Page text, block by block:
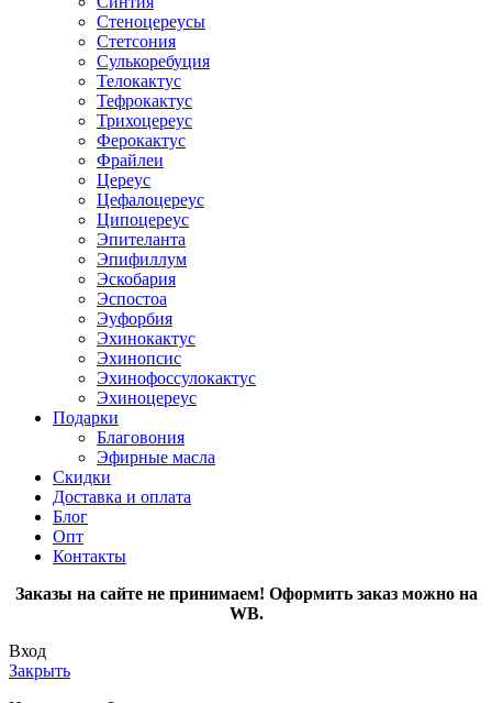
Стеноцереусы
Стетсония
Сулькоребуция
Телокактус
Тефрокактус
Трихоцереус
Ферокактус
Фрайлеи
Цереус
Цефалоцереус
Ципоцереус
Эпителанта
Эпифиллум
Эскобария
Эспостоа
Эуфорбия
Эхинокактус
Эхинопсис
Эхинофоссулокактус
Эхиноцереус
Подарки
Благовония
Эфирные масла
Скидки
Доставка и оплата
Блог
Опт
Контакты
Заказы на сайте не принимаем! Оформить заказ можно на
WB.
Вход
Закрыть